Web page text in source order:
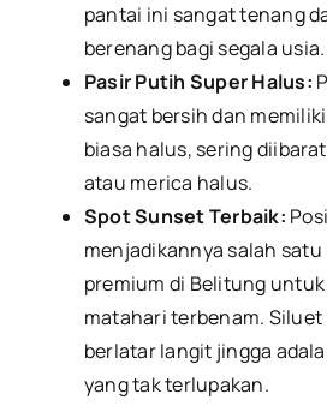
pantai ini sangat tenang
berenang bagi segala usia.
Pasir Putih Super Halus:
sangat bersih dan
biasa halus, sering
atau merica halus.
Spot Sunset Terbaik:
menjadikannya salah
premium di Belitung
matahari terbenam.
berlatar langit jingga
yang tak terlupakan.